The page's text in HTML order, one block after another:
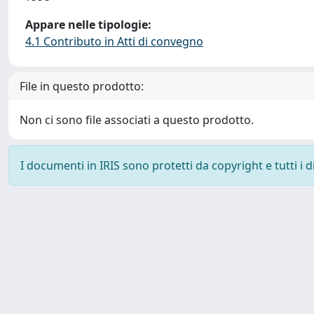
Appare nelle tipologie:
4.1 Contributo in Atti di convegno
File in questo prodotto:
Non ci sono file associati a questo prodotto.
I documenti in IRIS sono protetti da copyright e tutti i